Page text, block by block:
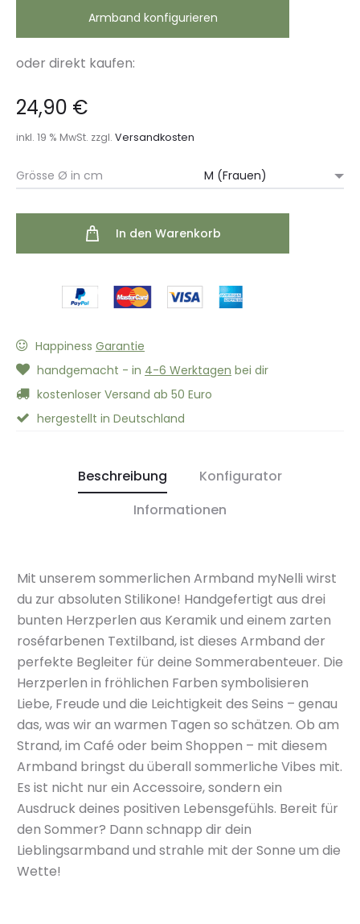
Armband konfigurieren
oder direkt kaufen:
24,90 €
inkl. 19 % MwSt. zzgl. Versandkosten
Grösse
In den Warenkorb
Happiness Garantie
handgemacht - in 4-6 Werktagen bei dir
kostenloser Versand ab 50 Euro
hergestellt in Deutschland
Beschreibung
Konfigurator
Informationen
Mit unserem sommerlichen Armband myNelli wirst
du zur absoluten Stilikone! Handgefertigt aus drei
bunten Herzperlen aus Keramik und einem zarten
roséfarbenen Textilband, ist dieses Armband der
perfekte Begleiter für deine Sommerabenteuer. Die
Herzperlen in fröhlichen Farben symbolisieren
Liebe, Freude und die Leichtigkeit des Seins – genau
das, was wir an warmen Tagen so schätzen. Ob am
Strand, im Café oder beim Shoppen – mit diesem
Armband bringst du überall sommerliche Vibes mit.
Es ist nicht nur ein Accessoire, sondern ein
Ausdruck deines positiven Lebensgefühls. Bereit für
den Sommer? Dann schnapp dir dein
Lieblingsarmband und strahle mit der Sonne um die
Wette!